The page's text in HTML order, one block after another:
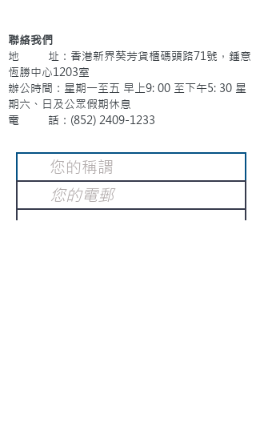
聯絡我們
地 址：香港新界葵芳貨櫃碼頭路71號，鍾意
恆勝中心1203室
辦公時間：星期一至五 早上9: 00 至下午5: 30 星
期六、日及公眾假期休息
電 話：(852) 2409-1233